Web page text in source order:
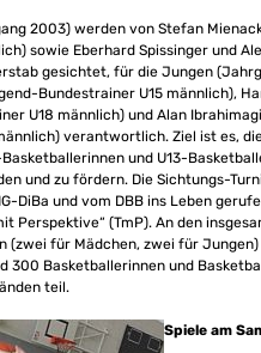
2003) werden von Stefan
sowie Eberhard Spissinger und
gesichtet, für die Jungen
Bundestrainer U15 männlich),
U18 männlich) und Alan
verantwortlich. Ziel ist es,
und U13-
und zu fördern. Die Sichtungs-
DiBa und vom DBB ins Leben
Perspektive“ (TmP). An den
(zwei für Mädchen, zwei für
300 Basketballerinnen und
teil.
Spiele am